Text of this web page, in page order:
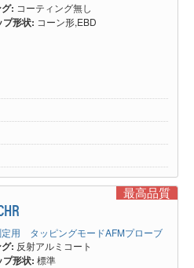
: コーティング無し
形状: コーン形,EBD
最高品質
定用 タッピングモードAFMプローブ
: 反射アルミコート
形状: 標準